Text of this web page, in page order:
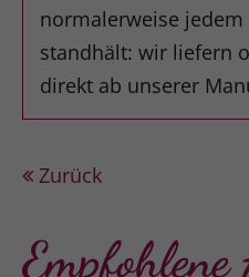
normalerweise jedem
standhält: wir liefern
direkt ab unserer
Zurück